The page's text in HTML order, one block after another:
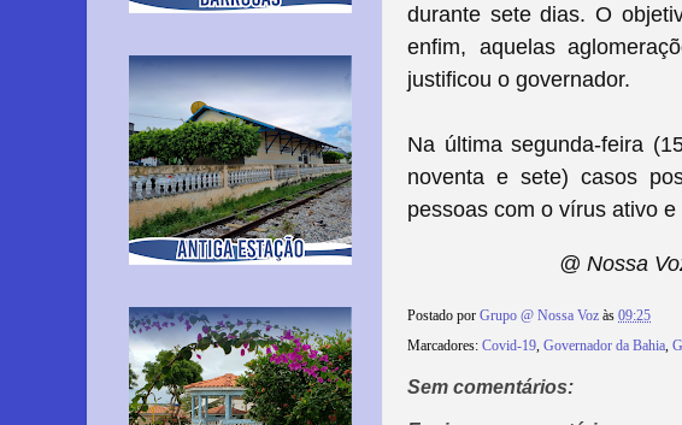
durante sete dias. O
enfim, aquelas
justificou o governador.
Na última segunda-feira
noventa e sete) casos
pessoas com o vírus ativo
@ Nossa
Postado por Grupo @ Nossa Voz às 09:25
Marcadores: Covid-19, Governador da Bahia,
Sem comentários: